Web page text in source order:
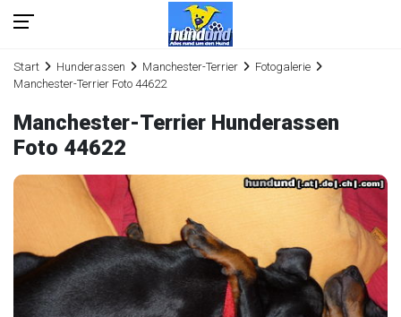
Start Hunderassen Manchester-Terrier
Fotogalerie
Manchester-Terrier Foto 44622
Manchester-Terrier Hunderassen
Foto 44622